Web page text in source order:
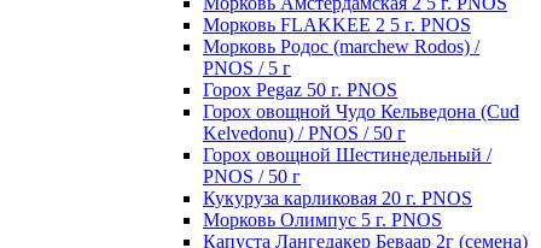
Морковь FLAKKEE 2 5 г. PNOS
Морковь Родос (marchew Rodos) /
PNOS / 5 г
Горох Pegaz 50 г. PNOS
Горох овощной Чудо Кельведона (Cud
Kelvedonu) / PNOS / 50 г
Горох овощной Шестинедельный /
PNOS / 50 г
Кукуруза карликовая 20 г. PNOS
Морковь Олимпус 5 г. PNOS
Капуста Лангедакер Беваар 2г (семена)